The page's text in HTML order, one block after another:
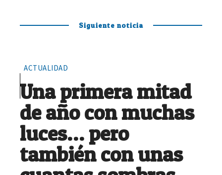
Siguiente noticia
ACTUALIDAD
Una primera mitad
de año con muchas
luces… pero
también con unas